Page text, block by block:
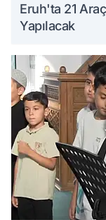
Eruh'ta 21
Yapılacak